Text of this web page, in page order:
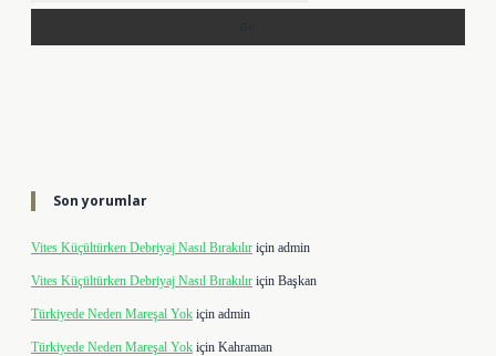
Son yorumlar
Vites Küçültürken Debriyaj Nasıl Bırakılır için admin
Vites Küçültürken Debriyaj Nasıl Bırakılır için Başkan
Türkiyede Neden Mareşal Yok için admin
Türkiyede Neden Mareşal Yok için Kahraman